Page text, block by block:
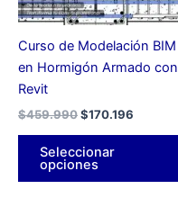
Curso de Modelación BIM
en Hormigón Armado con
Revit
$459.990$170.196
Seleccionar
opciones